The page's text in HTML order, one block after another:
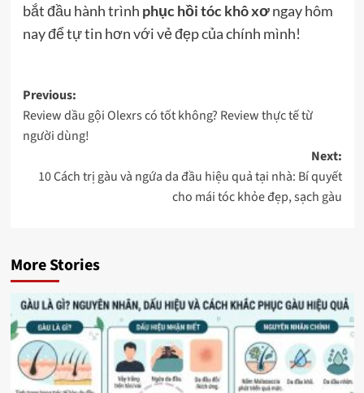
bắt đầu hành trình phục hồi tóc khô xơngay hôm
nay để tự tin hơn với vẻ đẹp của chính mình!
Post
navigation
Previous:
Review dầu gội Olexrs có tốt không? Review thực tế từ
người dùng!
Next:
10 Cách trị gàu và ngứa da đầu hiệu quả tại nhà: Bí quyết
cho mái tóc khỏe đẹp, sạch gàu
More Stories